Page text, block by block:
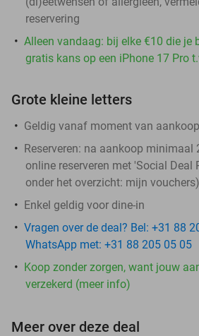
reservering
Alleen vandaag: bij elke €10 die je
gratis kans op een iPhone 17 Pro
Grote kleine letters
Geldig vanaf moment van
Reserveren: na aankoop minimaal
online reserveren met 'Social Deal
onder het overzicht: mijn vouchers)
Enkel geldig voor dine-in
Vragen over de deal? Bel: +31 88
WhatsApp met: +31 88 205 05 05
Koop zonder zorgen, want jouw
verzekerd (meer info)
Meer over deze deal